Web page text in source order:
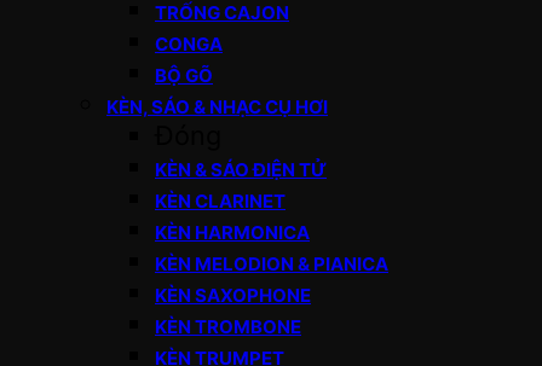
TRỐNG CAJON
CONGA
BỘ GÕ
KÈN, SÁO & NHẠC CỤ HƠI
KÈN & SÁO ĐIỆN TỬ
KÈN CLARINET
KÈN HARMONICA
KÈN MELODION & PIANICA
KÈN SAXOPHONE
KÈN TROMBONE
KÈN TRUMPET